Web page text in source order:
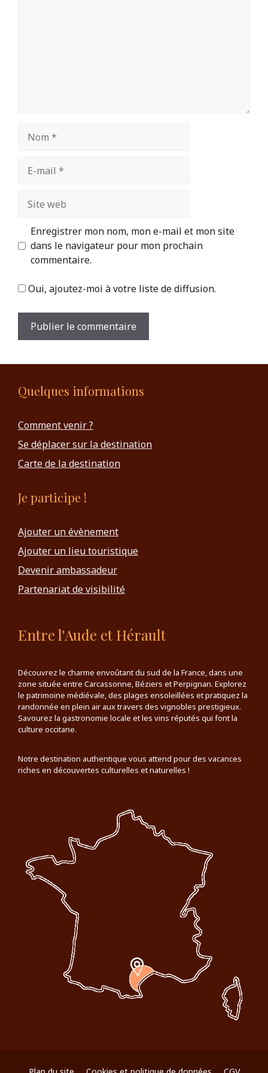
mail
web
Enregistrer mon nom, mon e-mail et mon site
dans le navigateur pour mon prochain
commentaire.
Oui, ajoutez-moi à votre liste de diffusion.
Quelques informations
Comment venir ?
Se déplacer sur la destination
Carte de la destination
Je participe !
Ajouter un évènement
Ajouter un lieu touristique
Devenir ambassadeur
Partenariat de visibilité
Entre l'Aude et Hérault
Découvrez le charme envoûtant du sud de la France, dans une
zone située entre Carcassonne, Béziers et Perpignan. Explorez
le patrimoine médiévale, des plages ensoleillées et pratiquez la
randonnée en plein air aux travers des vignobles prestigieux.
Savourez la gastronomie locale et les vins réputés qui font la
culture occitane.
Notre destination authentique vous attend pour des vacances
riches en découvertes culturelles et naturelles !